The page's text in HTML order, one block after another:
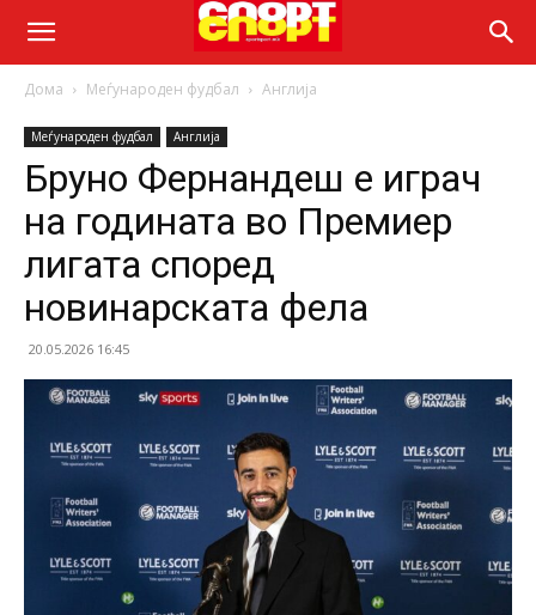
Дома Меѓународен фудбал Англија
Меѓународен фудбал Англија
Бруно Фернандеш е играч
на годината во Премиер
лигата според
новинарската фела
20.05.2026 16:45